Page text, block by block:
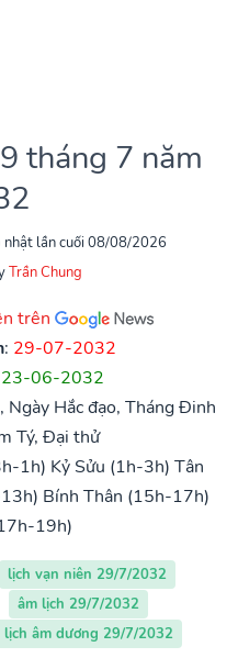
tháng 7 năm
nhật lần cuối 08/08/2026
Trần Chung
trên
: 29-07-2032
23-06-2032
Ngày Hắc đạo, Tháng Đinh
Tý, Đại thử
1h) Kỷ Sửu (1h-3h) Tân
Bính Thân (15h-17h)
19h)
lịch vạn niên 29/7/2032
âm lịch 29/7/2032
lịch âm dương 29/7/2032